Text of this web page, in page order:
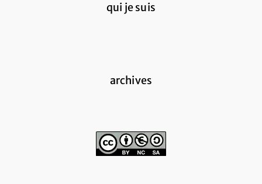
qui je suis
archives